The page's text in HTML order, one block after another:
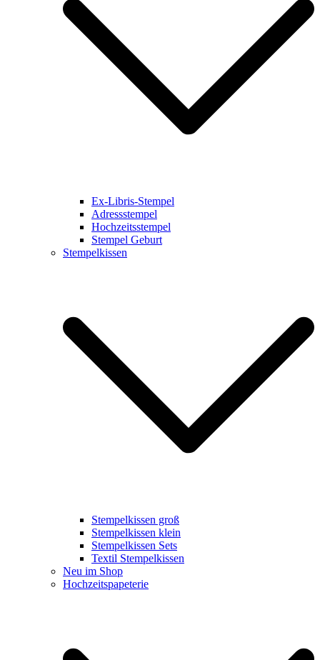
Ex-Libris-Stempel
Adressstempel
Hochzeitsstempel
Stempel Geburt
Stempelkissen
Stempelkissen groß
Stempelkissen klein
Stempelkissen Sets
Textil Stempelkissen
Neu im Shop
Hochzeitspapeterie